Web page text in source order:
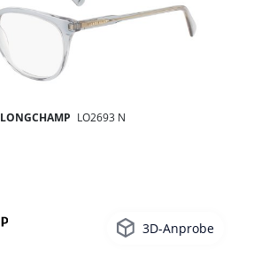
LONGCHAMP LO2693 N
3D-Anprobe